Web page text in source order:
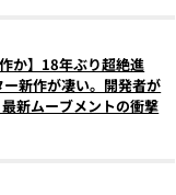
か】18年ぶり超絶進
新作が凄い。開発者が
新ムーブメントの衝撃